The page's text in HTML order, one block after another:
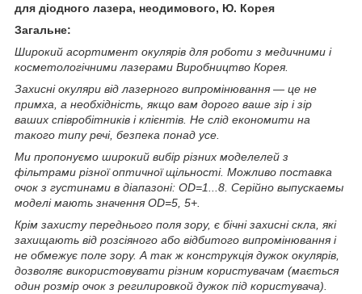
для діодного лазера, неодимового, Ю. Корея
Загальне:
Широкий асортимент окулярів для роботи з медичними і
косметологічними лазерами Виробництво Корея.
Захисні окуляри від лазерного випромінювання — це не
примха, а необхідність, якщо вам дорого ваше зір і зір
ваших співробітників і клієнтів. Не слід економити на
такого типу речі, безпека понад усе.
Ми пропонуємо широкий вибір різних моделелей з
фільтрами різної оптичної щільності. Можливо поставка
очок з густинами в діапазоні: OD=1...8. Серійно выпускаемы
моделі мають значення OD=5, 5+.
Крім захисту переднього поля зору, є бічні захисні скла, які
захищають від розсіяного або відбитого випромінювання і
не обмежує поле зору. А так ж конструкція дужок окулярів,
дозволяє використовувати різним користувачам (мається
один розмір очок з регилировкой дужок під користувача).